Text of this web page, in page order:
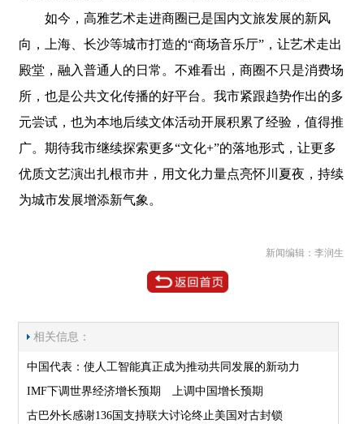
如今，高雅艺术走进商圈已是国内文旅发展的新风
向，上海、长沙等城市打造的“商场音乐厅”，让艺术走出
殿堂，融入普通人的日常。不难看出，商圈不只是消费场
所，也是公共文化传播的好平台。我市紧跟趋势作出的多
元尝试，也为本地后续文体活动开展积累了经验，值得推
广。期待我市继续探索更多“文化+”的落地形式，让更多
优质文艺演出扎根市井，用文化力量点亮怀川夏夜，持续
为城市发展增添新气象。
新闻编辑：李润生
相关信息：
中国代表：使人工智能真正成为推动共同发展的新动力
IMF下调世界经济增长预期 上调中国增长预期
古巴外长感谢136国支持联大讨论终止美国对古封锁